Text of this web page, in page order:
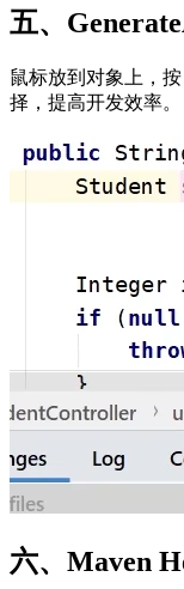
五、
鼠标放到对象上，
择，提高开发效率。
六、Maven